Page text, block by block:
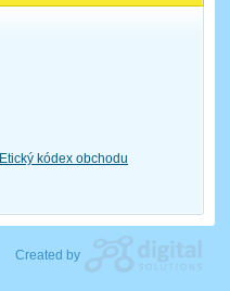
Etický kódex obchodu
Created by